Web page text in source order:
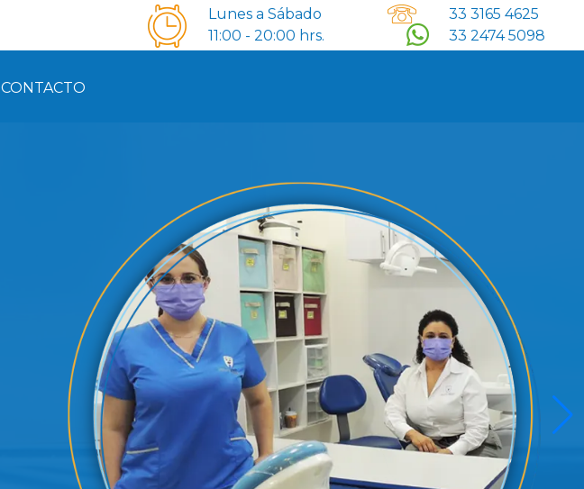
Lunes a Sábado
11:00 - 20:00 hrs.
33 3165 4625
33 2474 5098
CONTACTO